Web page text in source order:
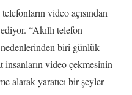
video açısından
“Akıllı telefon
biri günlük
insanların video çekmesinin
alarak yaratıcı bir şeyler